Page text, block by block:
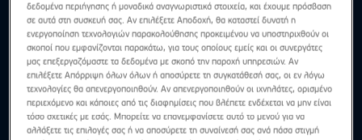
δεδομένα περιήγησης ή μοναδικά αναγνωριστικά στοιχεία, και έχουμε πρόσβαση
σε αυτά στη συσκευή σας. Αν επιλέξετε Αποδοχή, θα καταστεί δυνατή η
ενεργοποίηση τεχνολογιών παρακολούθησης προκειμένου να υποστηριχθούν οι
σκοποί που εμφανίζονται παρακάτω, για τους οποίους εμείς και οι συνεργάτες
μας επεξεργαζόμαστε τα δεδομένα με σκοπό την παροχή υπηρεσιών. Αν
επιλέξετε Απόρριψη όλων όλων ή αποσύρετε τη συγκατάθεσή σας, οι εν λόγω
τεχνολογίες θα απενεργοποιηθούν. Αν απενεργοποιηθούν οι ιχνηλάτες, ορισμένο
περιεχόμενο και κάποιες από τις διαφημίσεις που βλέπετε ενδέχεται να μην είναι
τόσο σχετικές με εσάς. Μπορείτε να επανεμφανίσετε αυτό το μενού για να
αλλάξετε τις επιλογές σας ή να αποσύρετε τη συναίνεσή σας ανά πάσα στιγμή